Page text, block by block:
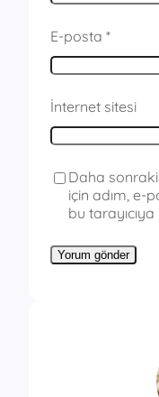
E-posta *
İnternet sitesi
Daha
için adım, e-
bu